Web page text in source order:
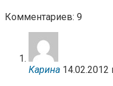
Комментариев: 9
Карина 14.02.2012